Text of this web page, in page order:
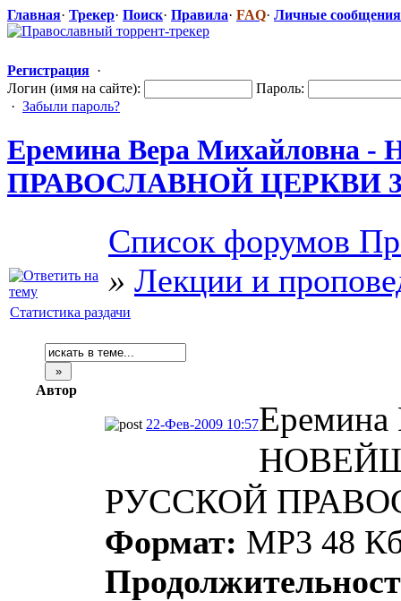
Главная· Трекер· Поиск· Правила· FAQ· Личные сообщения
Регистрация ·
Логин (имя на сайте):
Пароль:
· Забыли пароль?
Еремина Вера
ПРАВОСЛАВНОЙ ЦЕРКВИ
Список форумов
» Лекции и
Статистика раздачи
Автор
22-Фев-2009 10:57Еремина
РУССКОЙ
Формат: МР3 48